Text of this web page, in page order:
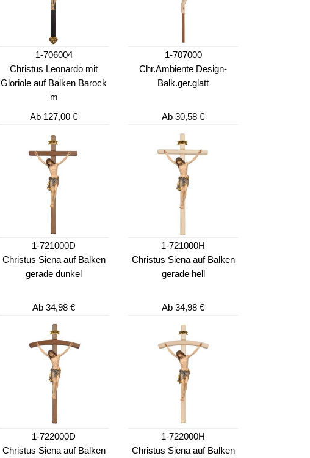
1-706004
Christus Leonardo mit
Gloriole auf Balken Barock
m
Ab 127,00 €
1-707000
Chr.Ambiente Design-
Balk.ger.glatt
Ab 30,58 €
1-721000D
Christus Siena auf Balken
gerade dunkel
Ab 34,98 €
1-721000H
Christus Siena auf Balken
gerade hell
Ab 34,98 €
1-722000D
Christus Siena auf Balken
1-722000H
Christus Siena auf Balken